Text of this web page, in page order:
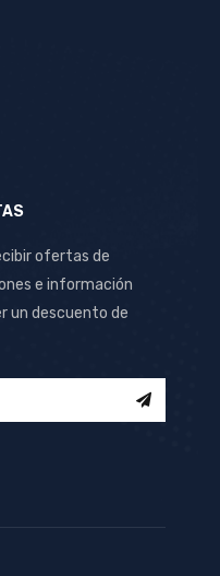
ofertas de
e información
un descuento de